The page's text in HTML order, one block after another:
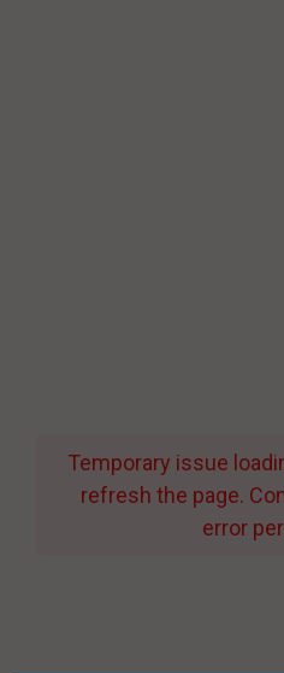
Temporary issue
refresh the page.
error